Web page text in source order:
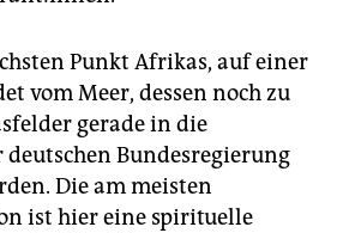
Punkt Afrikas, auf einer
vom Meer, dessen noch zu
gerade in die
deutschen Bundesregierung
Die am meisten
ist hier eine spirituelle